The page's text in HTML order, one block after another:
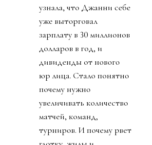
узнала, что Джанни себе
уже выторговал
зарплату в 30 миллионов
долларов в год, и
дивиденды от нового
юр лица. Стало понятно
почему нужно
увеличивать количество
матчей, команд,
турниров. И почему рвет